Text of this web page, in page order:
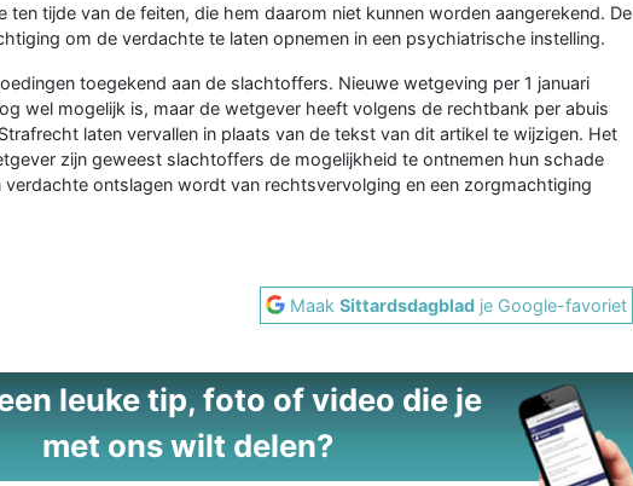
ten tijde van de feiten, die hem daarom niet kunnen worden aangerekend. De
om de verdachte te laten opnemen in een psychiatrische instelling.
toegekend aan de slachtoffers. Nieuwe wetgeving per 1 januari
wel mogelijk is, maar de wetgever heeft volgens de rechtbank per abuis
laten vervallen in plaats van de tekst van dit artikel te wijzigen. Het
zijn geweest slachtoffers de mogelijkheid te ontnemen hun schade
verdachte ontslagen wordt van rechtsvervolging en een zorgmachtiging
MaakSittardsdagblad je Google-favoriet
leuke tip, foto of video die je
met ons wilt delen?